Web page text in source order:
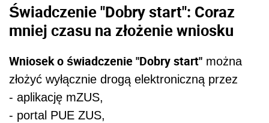
Świadczenie "Dobry start": Coraz
mniej czasu na złożenie wniosku
Wniosek o świadczenie "Dobry start" można
złożyć wyłącznie drogą elektroniczną przez
- aplikację mZUS,
- portal PUE ZUS,